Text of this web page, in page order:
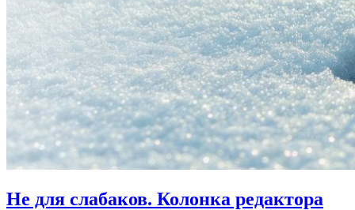
Не для слабаков. Колонка редактора